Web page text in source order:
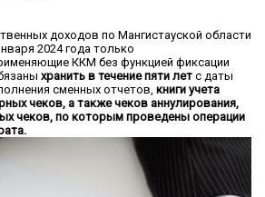
доходов по Мангистауской области
2024 года только
ККМ без функцией фиксации
хранить в течение пяти лет с даты
сменных отчетов, книги учета
чеков, а также чеков аннулирования,
чеков, по которым проведены операции